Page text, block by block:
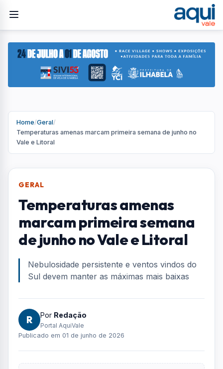
Home/Geral/
Temperaturas amenas marcam primeira semana de junho no
Vale e Litoral
GERAL
Temperaturas amenas
marcam primeira semana
de junho no Vale e Litoral
Nebulosidade persistente e ventos vindos do
Sul devem manter as máximas mais baixas
R Por Redação
Portal AquiVale
Publicado em 01 de junho de 2026